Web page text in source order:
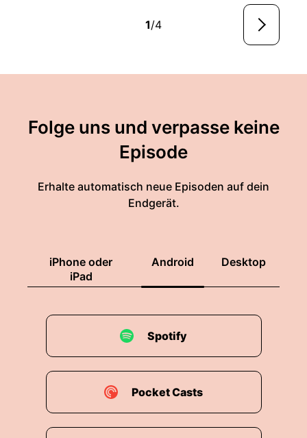
1/4
Folge uns und verpasse keine
Episode
Erhalte automatisch neue Episoden auf dein
Endgerät.
iPhone oder
iPad
Android Desktop
Spotify
Pocket Casts